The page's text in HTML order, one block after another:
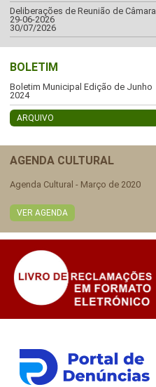
Deliberações de Reunião de Câmara
29-06-2026
30/07/2026
BOLETIM
Boletim Municipal Edição de Junho
2024
ARQUIVO
AGENDA CULTURAL
Agenda Cultural - Março de 2020
VER AGENDA